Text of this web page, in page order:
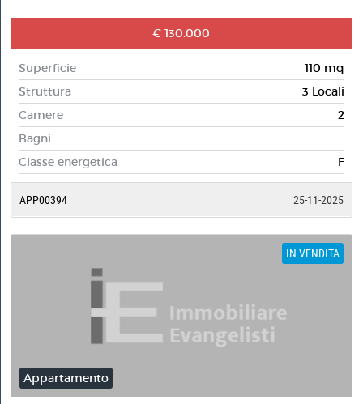
€ 130.000
Superficie
110 mq
Struttura
3 Locali
Camere
2
Bagni
Classe energetica
F
APP00394 25-11-2025
IN VENDITA
Appartamento